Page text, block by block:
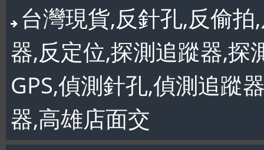
台灣現貨,反針孔,反偷
器,反定位,探測追蹤器,探
GPS,偵測針孔,偵測追蹤
器,高雄店面交